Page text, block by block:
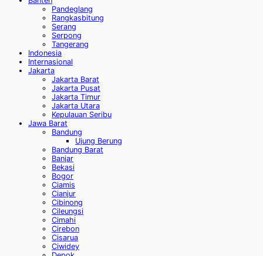
Pandeglang
Rangkasbitung
Serang
Serpong
Tangerang
Indonesia
Internasional
Jakarta
Jakarta Barat
Jakarta Pusat
Jakarta Timur
Jakarta Utara
Kepulauan Seribu
Jawa Barat
Bandung
Ujung Berung
Bandung Barat
Banjar
Bekasi
Bogor
Ciamis
Cianjur
Cibinong
Cileungsi
Cimahi
Cirebon
Cisarua
Ciwidey